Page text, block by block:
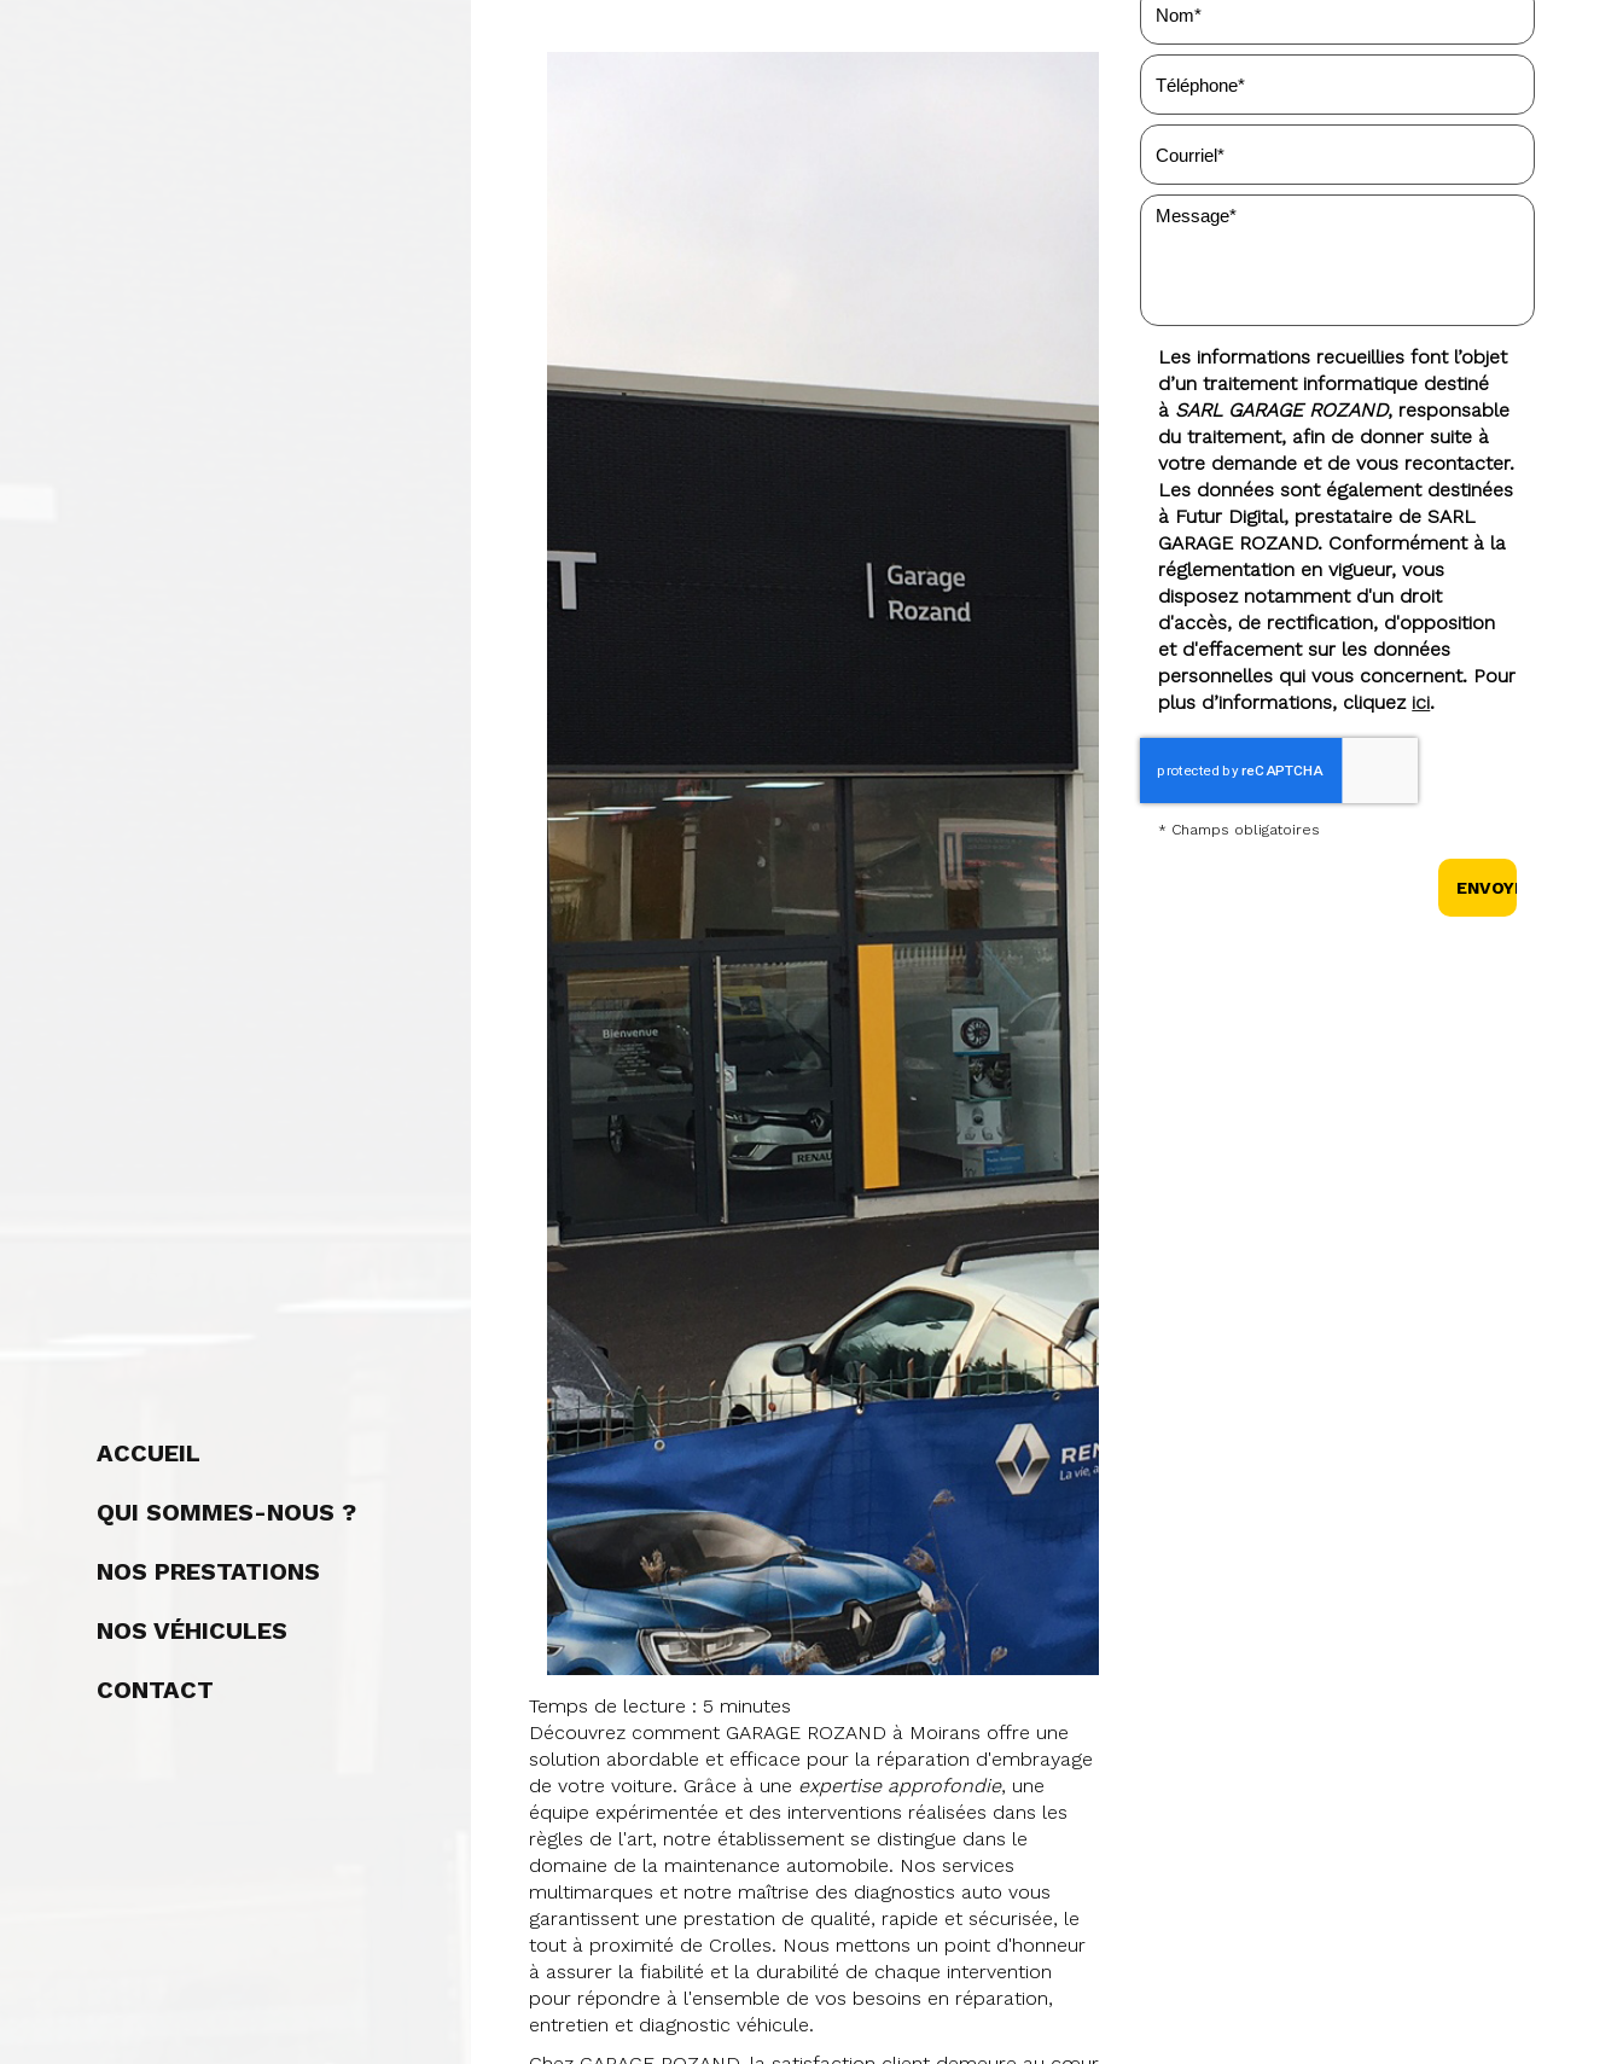
ACCUEIL
QUI SOMMES-NOUS ?
NOS PRESTATIONS
NOS VÉHICULES
CONTACT
Temps de lecture : 5 minutes
Découvrez comment GARAGE ROZAND à Moirans offre une
solution abordable et efficace pour la réparation d'embrayage
de votre voiture. Grâce à une expertise approfondie, une
équipe expérimentée et des interventions réalisées dans les
règles de l'art, notre établissement se distingue dans le
domaine de la maintenance automobile. Nos services
multimarques et notre maîtrise des diagnostics auto vous
garantissent une prestation de qualité, rapide et sécurisée, le
tout à proximité de Crolles. Nous mettons un point d'honneur
à assurer la fiabilité et la durabilité de chaque intervention
pour répondre à l'ensemble de vos besoins en réparation,
entretien et diagnostic véhicule.
Les informations recueillies font l’objet
d’un traitement informatique destiné
à SARL GARAGE ROZAND, responsable
du traitement, afin de donner suite à
votre demande et de vous recontacter.
Les données sont également destinées
à Futur Digital, prestataire de SARL
GARAGE ROZAND. Conformément à la
réglementation en vigueur, vous
disposez notamment d'un droit
d'accès, de rectification, d'opposition
et d'effacement sur les données
personnelles qui vous concernent. Pour
plus d’informations, cliquez ici.
* Champs obligatoires